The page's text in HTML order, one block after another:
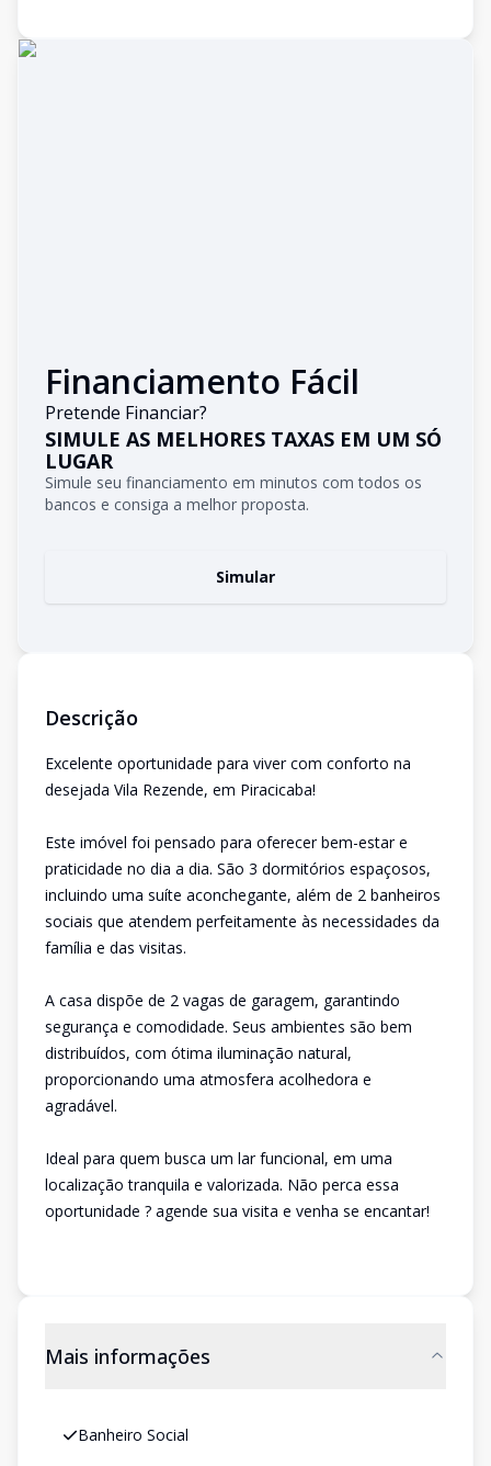
Financiamento Fácil
Pretende Financiar?
SIMULE AS MELHORES TAXAS EM UM SÓ
LUGAR
Simule seu financiamento em minutos com todos os
bancos e consiga a melhor proposta.
Simular
Descrição
Excelente oportunidade para viver com conforto na
desejada Vila Rezende, em Piracicaba!
Este imóvel foi pensado para oferecer bem-estar e
praticidade no dia a dia. São 3 dormitórios espaçosos,
incluindo uma suíte aconchegante, além de 2 banheiros
sociais que atendem perfeitamente às necessidades da
família e das visitas.
A casa dispõe de 2 vagas de garagem, garantindo
segurança e comodidade. Seus ambientes são bem
distribuídos, com ótima iluminação natural,
proporcionando uma atmosfera acolhedora e
agradável.
Ideal para quem busca um lar funcional, em uma
localização tranquila e valorizada. Não perca essa
oportunidade ? agende sua visita e venha se encantar!
Mais informações
Banheiro Social